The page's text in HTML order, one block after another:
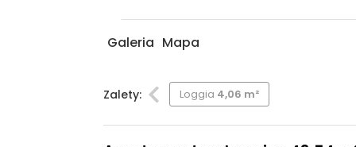
Galeria Mapa
Zalety: Loggia 4,06 m²